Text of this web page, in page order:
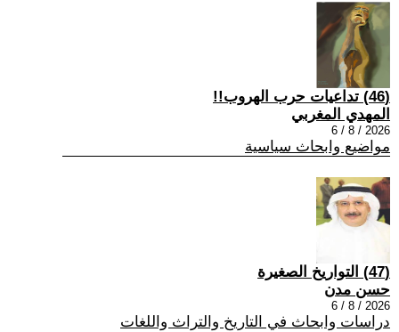
(46) تداعيات حرب الهروب!!
المهدي المغربي
2026 / 8 / 6
مواضيع وابحاث سياسية
(47) التواريخ الصغيرة
حسن مدن
2026 / 8 / 6
دراسات وابحاث في التاريخ والتراث واللغات